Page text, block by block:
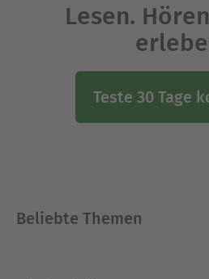
Lesen.
Teste 30 Tage
Beliebte Themen